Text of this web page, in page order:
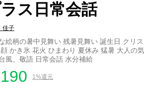
ス日常会話
子
絵柄の暑中見舞い 残暑見舞い 誕生日 クリ
かき氷 花火 ひまわり 夏休み 猛暑 大人の
風、敬語 日常会話 水分補給
1%還元